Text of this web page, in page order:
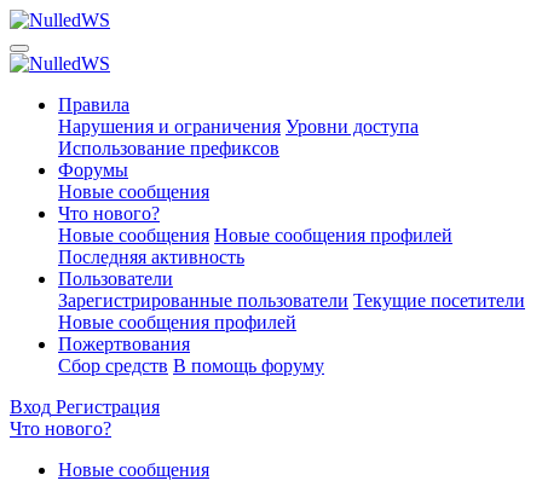
Правила
Нарушения и ограничения Уровни доступа
Использование префиксов
Форумы
Новые сообщения
Что нового?
Новые сообщения Новые сообщения профилей
Последняя активность
Пользователи
Зарегистрированные пользователи Текущие посетители
Новые сообщения профилей
Пожертвования
Сбор средств В помощь форуму
Вход Регистрация
Что нового?
Новые сообщения